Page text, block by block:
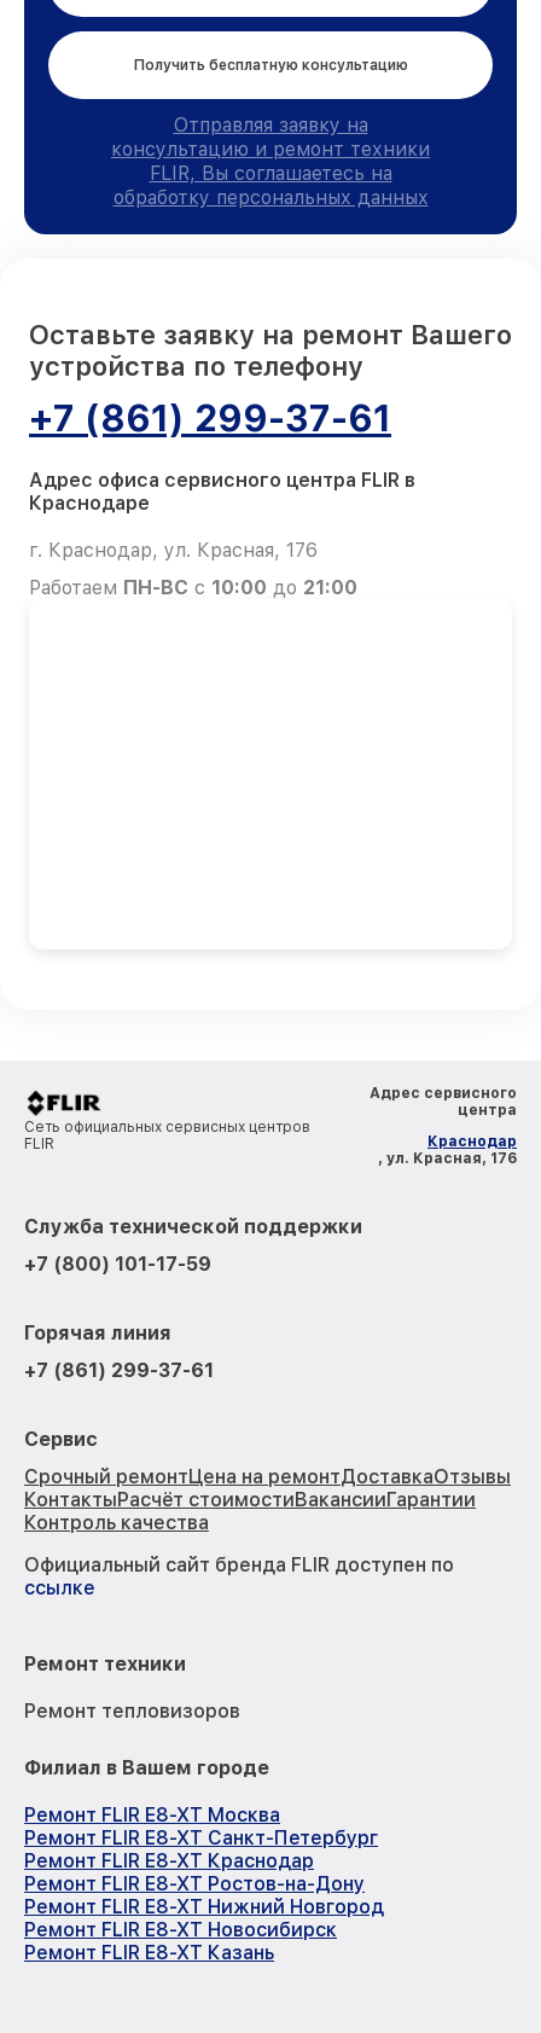
Получить бесплатную консультацию
Отправляя заявку на
консультацию и ремонт техники
FLIR, Вы соглашаетесь на
обработку персональных данных
Оставьте заявку на ремонт Вашего
устройства по телефону
+7 (861) 299-37-61
Адрес офиса сервисного центра FLIR в
Краснодаре
г. Краснодар, ул. Красная, 176
Работаем ПН-ВС с 10:00 до 21:00
Сеть официальных сервисных центров
FLIR
Адрес сервисного
центра
Краснодар
, ул. Красная, 176
Служба технической поддержки
+7 (800) 101-17-59
Горячая линия
+7 (861) 299-37-61
Сервис
Срочный ремонтЦена на ремонтДоставкаОтзывы
КонтактыРасчёт стоимостиВакансииГарантии
Контроль качества
Официальный сайт бренда FLIR доступен по
ссылке
Ремонт техники
Ремонт тепловизоров
Филиал в Вашем городе
Ремонт FLIR E8-XT Москва
Ремонт FLIR E8-XT Санкт-Петербург
Ремонт FLIR E8-XT Краснодар
Ремонт FLIR E8-XT Ростов-на-Дону
Ремонт FLIR E8-XT Нижний Новгород
Ремонт FLIR E8-XT Новосибирск
Ремонт FLIR E8-XT Казань